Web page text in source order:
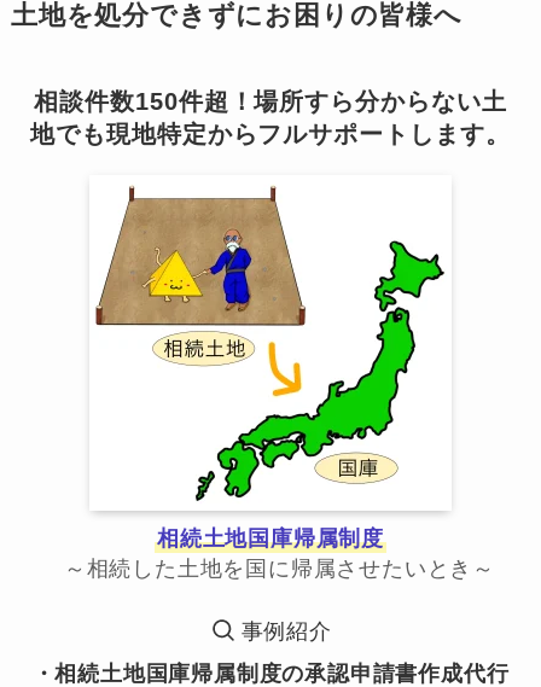
土地を処分できずにお困りの皆様へ
相談件数150件超！場所すら分からない土
地でも現地特定からフルサポートします。
相続土地国庫帰属制度
～相続した土地を国に帰属させたいとき～
事例紹介
・相続土地国庫帰属制度の承認申請書作成代行